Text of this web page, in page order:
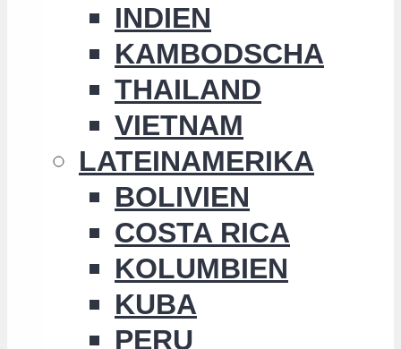
INDIEN
KAMBODSCHA
THAILAND
VIETNAM
LATEINAMERIKA
BOLIVIEN
COSTA RICA
KOLUMBIEN
KUBA
PERU